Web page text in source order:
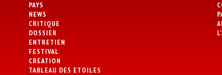
PAYS
NEWS
CRITIQUE
DOSSIER
ENTRETIEN
FESTIVAL
CREATION
TABLEAU DES ETOILES